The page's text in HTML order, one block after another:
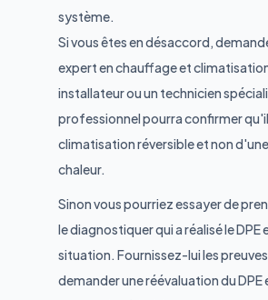
système.
Si vous êtes en désaccord,
expert en chauffage et
installateur ou un technicien
professionnel pourra confirmer
climatisation réversible et non
chaleur.
Sinon vous pourriez essayer de
le diagnostiquer qui a réalisé le DPE
situation. Fournissez-lui les
demander une réévaluation du DPE